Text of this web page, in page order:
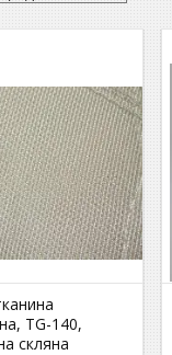
TG-140,
скляна